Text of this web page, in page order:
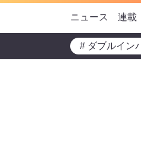
ニュース 連載
# ダブルイン